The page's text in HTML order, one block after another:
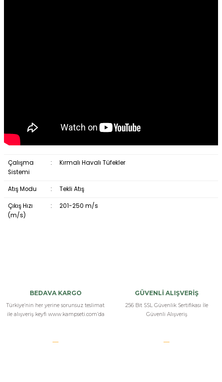
Çalışma
Sistemi
: Kırmalı Havalı Tüfekler
Atış Modu : Tekli Atış
Çıkış Hızı
(m/s)
: 201-250 m/s
Ürün iyi paketlenmiş ve eksiksiz gonderildi satış sonrasında da
yardımcı oluyorlar teşekkür ederim
BEDAVA KARGO
Türkiye’nin her yerine sorunsuz teslimat
ile alışveriş keyfi www.kampseti.com’da
GÜVENLİ ALIŞVERİŞ
256 Bit SSL Güvenlik Sertifikası İle
Güvenli Alışveriş